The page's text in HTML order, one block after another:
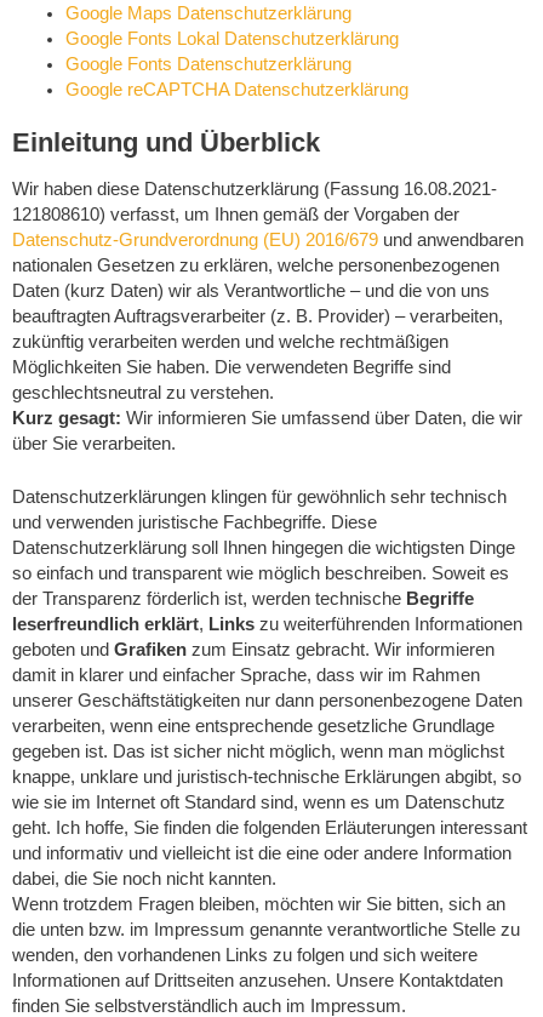
Google Maps Datenschutzerklärung
Google Fonts Lokal Datenschutzerklärung
Google Fonts Datenschutzerklärung
Google reCAPTCHA Datenschutzerklärung
Einleitung und Überblick
Wir haben diese Datenschutzerklärung (Fassung 16.08.2021-
121808610) verfasst, um Ihnen gemäß der Vorgaben der
Datenschutz-Grundverordnung (EU) 2016/679 und anwendbaren
nationalen Gesetzen zu erklären, welche personenbezogenen
Daten (kurz Daten) wir als Verantwortliche – und die von uns
beauftragten Auftragsverarbeiter (z. B. Provider) – verarbeiten,
zukünftig verarbeiten werden und welche rechtmäßigen
Möglichkeiten Sie haben. Die verwendeten Begriffe sind
geschlechtsneutral zu verstehen.
Kurz gesagt: Wir informieren Sie umfassend über Daten, die wir
über Sie verarbeiten.
Datenschutzerklärungen klingen für gewöhnlich sehr technisch
und verwenden juristische Fachbegriffe. Diese
Datenschutzerklärung soll Ihnen hingegen die wichtigsten Dinge
so einfach und transparent wie möglich beschreiben. Soweit es
der Transparenz förderlich ist, werden technische Begriffe
leserfreundlich erklärt, Links zu weiterführenden Informationen
geboten und Grafiken zum Einsatz gebracht. Wir informieren
damit in klarer und einfacher Sprache, dass wir im Rahmen
unserer Geschäftstätigkeiten nur dann personenbezogene Daten
verarbeiten, wenn eine entsprechende gesetzliche Grundlage
gegeben ist. Das ist sicher nicht möglich, wenn man möglichst
knappe, unklare und juristisch-technische Erklärungen abgibt, so
wie sie im Internet oft Standard sind, wenn es um Datenschutz
geht. Ich hoffe, Sie finden die folgenden Erläuterungen interessant
und informativ und vielleicht ist die eine oder andere Information
dabei, die Sie noch nicht kannten.
Wenn trotzdem Fragen bleiben, möchten wir Sie bitten, sich an
die unten bzw. im Impressum genannte verantwortliche Stelle zu
wenden, den vorhandenen Links zu folgen und sich weitere
Informationen auf Drittseiten anzusehen. Unsere Kontaktdaten
finden Sie selbstverständlich auch im Impressum.